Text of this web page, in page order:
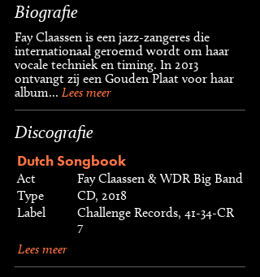
Biografie
Fay Claassen is een jazz-zangeres die
internationaal geroemd wordt om haar
vocale techniek en timing. In 2013
ontvangt zij een Gouden Plaat voor haar
album... Lees meer
Discografie
Dutch Songbook
Act
Fay Claassen & WDR Big Band
Type
CD, 2018
Label
Challenge Records, 41-34-CR
7
Lees meer